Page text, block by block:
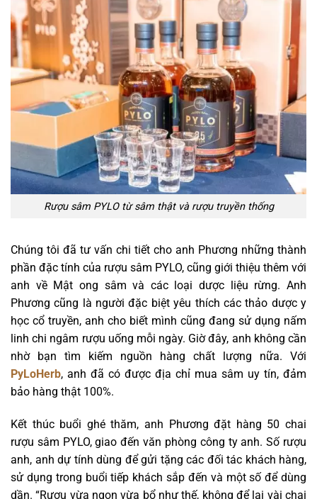
Rượu sâm PYLO từ sâm thật và rượu truyền thống
Chúng tôi đã tư vấn chi tiết cho anh Phương những thành
phần đặc tính của rượu sâm PYLO, cũng giới thiệu thêm với
anh về Mật ong sâm và các loại dược liệu rừng. Anh
Phương cũng là người đặc biệt yêu thích các thảo dược y
học cổ truyền, anh cho biết mình cũng đang sử dụng nấm
linh chi ngâm rượu uống mỗi ngày. Giờ đây, anh không cần
nhờ bạn tìm kiếm nguồn hàng chất lượng nữa. Với
PyLoHerb, anh đã có được địa chỉ mua sâm uy tín, đảm
bảo hàng thật 100%.
Kết thúc buổi ghé thăm, anh Phương đặt hàng 50 chai
rượu sâm PYLO, giao đến văn phòng công ty anh. Số rượu
anh, anh dự tính dùng để gửi tặng các đối tác khách hàng,
sử dụng trong buổi tiếp khách sắp đến và một số để dùng
dần. “Rượu vừa ngon vừa bổ như thế, không để lại vài chai